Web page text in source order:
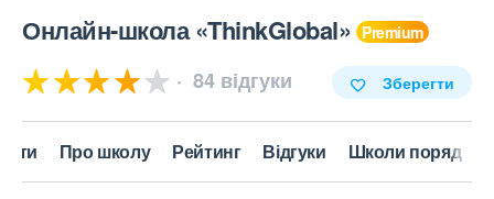
Онлайн-школа «ThinkGlobal»
84 відгуки Зберегти
Про школу Рейтинг Відгуки Школи поряд